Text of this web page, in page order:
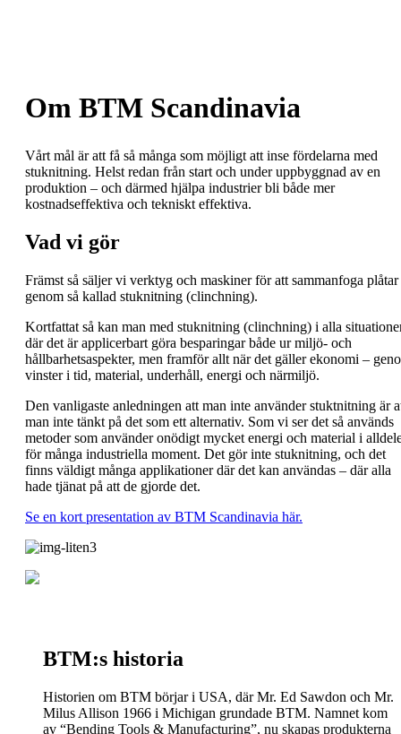
Om BTM Scandinavia
Vårt mål är att få så många som möjligt att inse fördelarna med
stuknitning. Helst redan från start och under uppbyggnad av en
produktion – och därmed hjälpa industrier bli både mer
kostnadseffektiva och tekniskt effektiva.
Vad vi gör
Främst så säljer vi verktyg och maskiner för att sammanfoga plåtar
genom så kallad stuknitning (clinchning).
Kortfattat så kan man med stuknitning (clinchning) i alla
där det är applicerbart göra besparingar både ur miljö- och
hållbarhetsaspekter, men framför allt när det gäller ekonomi –
vinster i tid, material, underhåll, energi och närmiljö.
Den vanligaste anledningen att man inte använder stuktnitning är
man inte tänkt på det som ett alternativ. Som vi ser det så används
metoder som använder onödigt mycket energi och material i
för många industriella moment. Det gör inte stuknitning, och det
finns väldigt många applikationer där det kan användas – där alla
hade tjänat på att de gjorde det.
Se en kort presentation av BTM Scandinavia här.
BTM:s historia
Historien om BTM börjar i USA, där Mr. Ed Sawdon och Mr.
Milus Allison 1966 i Michigan grundade BTM. Namnet kom
av “Bending Tools & Manufacturing”, nu skapas produkterna